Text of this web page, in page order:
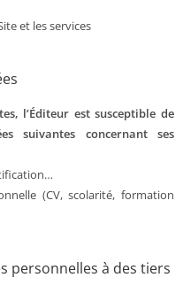
et les services
l’Éditeur est susceptible de
suivantes concernant ses
(CV, scolarité, formation
personnelles à des tiers